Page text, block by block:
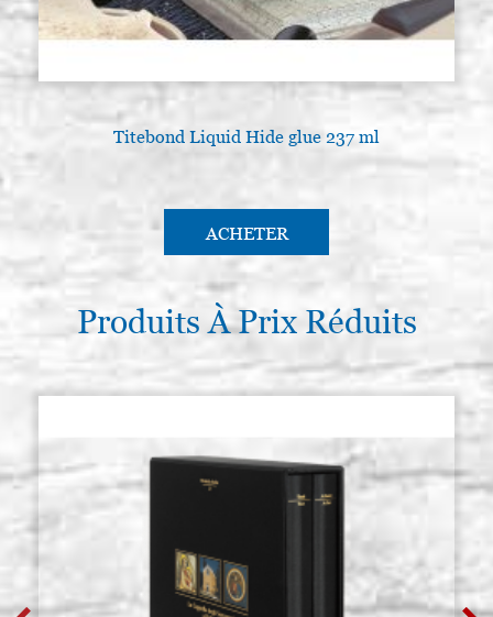
Titebond Liquid Hide glue 237 ml
ACHETER
Produits À Prix Réduits